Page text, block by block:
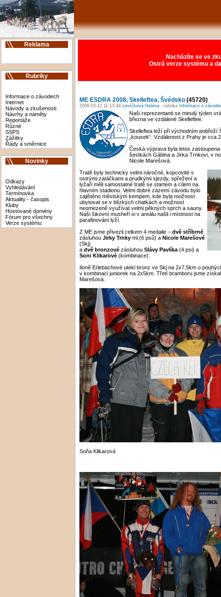
Reklama
Rubriky
Informace o závodech
Internet
Návody a zkušenosti
Návrhy a náměty
Reportáže
Různé
SSPS
Zážitky
Řády a směrnice
Novinky
Odkazy
Vyhledávání
Termínovka
Aktuality - časopis
Kluby
Hostované domény
Fórum pro všechny
Verze systému
Nacházíte se ve
Ostrá verze systému a
ME ESDRA 2008, Skelleftea, Švédsko (45720)
2008-03-12 11:13:44 Levíčková Helena - rubrika Informace o
Naši reprezentanti se minulý týden
března ve vzdálené Skelleftee.
Skelleftea leží při východním pobřeží
„kousek“. Vzdálenost z Prahy je cca
Česká výprava byla letos
šestkách Gábina a Jirka Trnkovi, v
Nicole Marešová.
Tratě byly technicky velmi náročné, kopcovité s
ostrými zatáčkami a prudkými sjezdy, spřežení a
lyžaři měli samostatné tratě se startem a cílem na
hlavním stadionu. Velmi dobré zázemí závodu bylo
zajištěno městským kempem, kde byla možnost
ubytovat se v blízkých chatkách a možnost
neomezeně využívat velmi pěkných sprch a sauny.
Naši šikovní musheři si v areálu našli i místnost na
parafinování lyží.
Z ME jsme přivezli celkem 4 medaile – dvě stříbrné
zásluhou Jirky Trnky ml.(6 psů) a Nicole Marešové
(Skj)
a dvě bronzové zásluhou Slávy Pavlíka (4 psi) a
Soni Klikarové (kombinace).
Iloně Erlebachové utekl bronz ve Skj na 2x7,5km o
v kombinaci juniorek na 2x5km. Třetí bramboru jsme
Marešová.
Soňa Klikarová